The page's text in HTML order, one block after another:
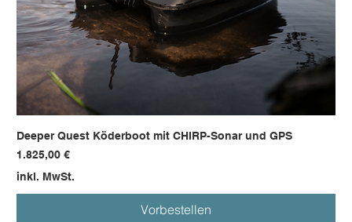
Deeper Quest Köderboot mit CHIRP-Sonar und GPS
Preis
1.825,00 €
inkl. MwSt.
Vorbestellen